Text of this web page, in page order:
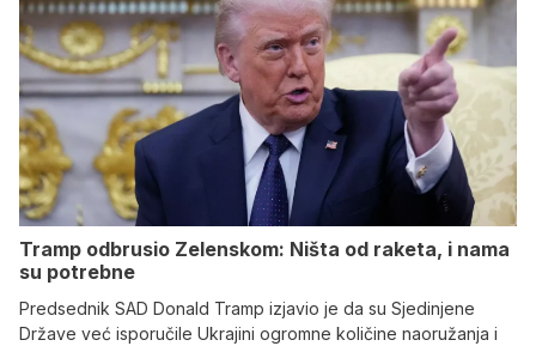
Tramp odbrusio Zelenskom: Ništa od raketa, i nama
su potrebne
Predsednik SAD Donald Tramp izjavio je da su Sjedinjene
Države već isporučile Ukrajini ogromne količine naoružanja i